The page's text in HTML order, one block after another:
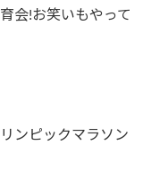
会!お笑いもやって
ンピックマラソン